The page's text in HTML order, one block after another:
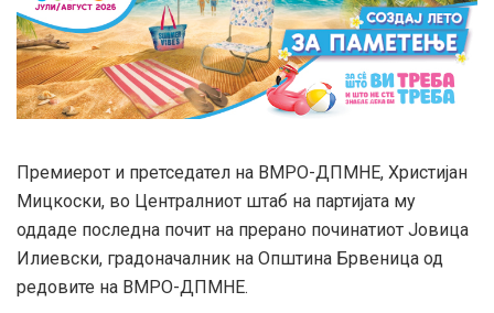
Премиерот и претседател на ВМРО-ДПМНЕ, Христијан
Мицкоски, во Централниот штаб на партијата му
оддаде последна почит на прерано починатиот Јовица
Илиевски, градоначалник на Општина Брвеница од
редовите на ВМРО-ДПМНЕ.